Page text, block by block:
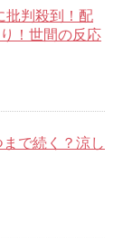
批判殺到！配
！世間の反応
まで続く？涼し